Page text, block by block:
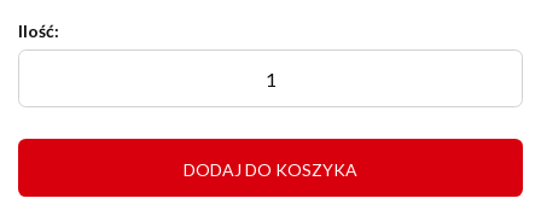
Ilość:
DODAJ DO KOSZYKA